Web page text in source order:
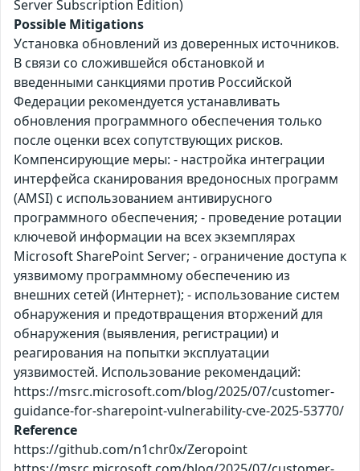
Server Subscription Edition)
Possible Mitigations
Установка обновлений из доверенных источников.
В связи со сложившейся обстановкой и
введенными санкциями против Российской
Федерации рекомендуется устанавливать
обновления программного обеспечения только
после оценки всех сопутствующих рисков.
Компенсирующие меры: - настройка интеграции
интерфейса сканирования вредоносных программ
(AMSI) c использованием антивирусного
программного обеспечения; - проведение ротации
ключевой информации на всех экземплярах
Microsoft SharePoint Server; - ограничение доступа к
уязвимому программному обеспечению из
внешних сетей (Интернет); - использование систем
обнаружения и предотвращения вторжений для
обнаружения (выявления, регистрации) и
реагирования на попытки эксплуатации
уязвимостей. Использование рекомендаций:
https://msrc.microsoft.com/blog/2025/07/customer-
guidance-for-sharepoint-vulnerability-cve-2025-53770/
Reference
https://github.com/n1chr0x/Zeropoint